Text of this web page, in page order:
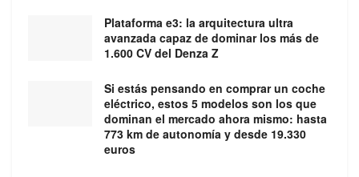
Plataforma e3: la arquitectura ultra
avanzada capaz de dominar los más de
1.600 CV del Denza Z
Si estás pensando en comprar un coche
eléctrico, estos 5 modelos son los que
dominan el mercado ahora mismo: hasta
773 km de autonomía y desde 19.330
euros